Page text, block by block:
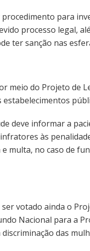
para
processo legal,
ter sanção nas
meio do Projeto de
deve informar a
às
multa, no caso de
votado ainda o
Nacional para a
das